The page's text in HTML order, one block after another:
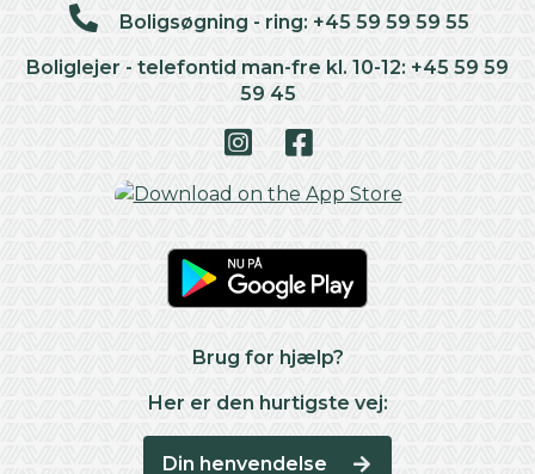
Boligsøgning - ring: +45 59 59 59 55
Boliglejer - telefontid man-fre kl. 10-12: +45 59 59
59 45
Brug for hjælp?
Her er den hurtigste vej:
Din henvendelse